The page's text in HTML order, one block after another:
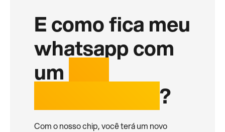
E como fica meu
whatsapp com
um
?
Com o nosso chip, você terá um novo